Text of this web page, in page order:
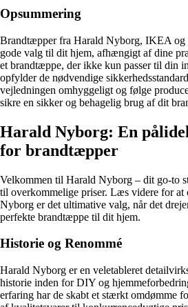
Opsummering
Brandtæpper fra Harald Nyborg, IKEA og
gode valg til dit hjem, afhængigt af dine
et brandtæppe, der ikke kun passer til din
opfylder de nødvendige
vejledningen omhyggeligt og følge
sikre en sikker og behagelig brug af dit
Harald Nyborg: En
for brandtæpper
Velkommen til Harald Nyborg – dit go-to
til overkommelige priser. Læs videre for at
Nyborg er det ultimative valg, når det
perfekte brandtæppe til dit hjem.
Historie og Renommé
Harald Nyborg er en veletableret
historie inden for DIY og
erfaring har de skabt et stærkt omdømme